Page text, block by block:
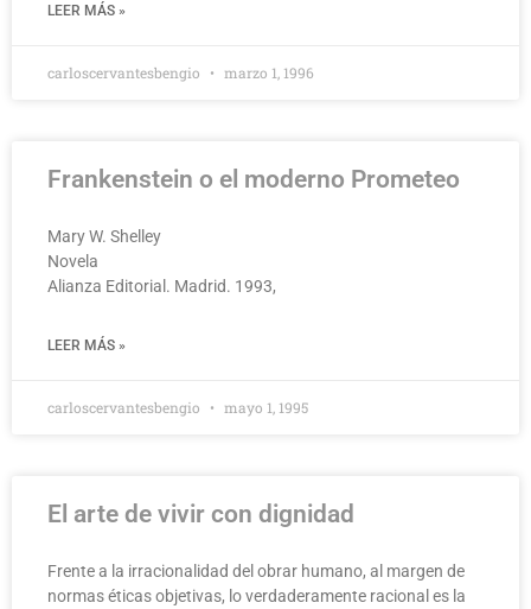
LEER MÁS »
carloscervantesbengio marzo 1, 1996
Frankenstein o el moderno Prometeo
Mary W. Shelley
Novela
Alianza Editorial. Madrid. 1993,
LEER MÁS »
carloscervantesbengio mayo 1, 1995
El arte de vivir con dignidad
Frente a la irracionalidad del obrar humano, al margen de
normas éticas objetivas, lo verdaderamente racional es la